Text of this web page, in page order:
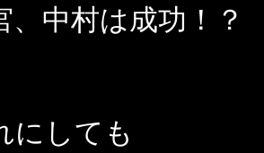
、中村は成功！？
にしても